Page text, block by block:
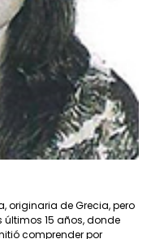
originaria de Grecia, pero
15 años, donde
comprender por